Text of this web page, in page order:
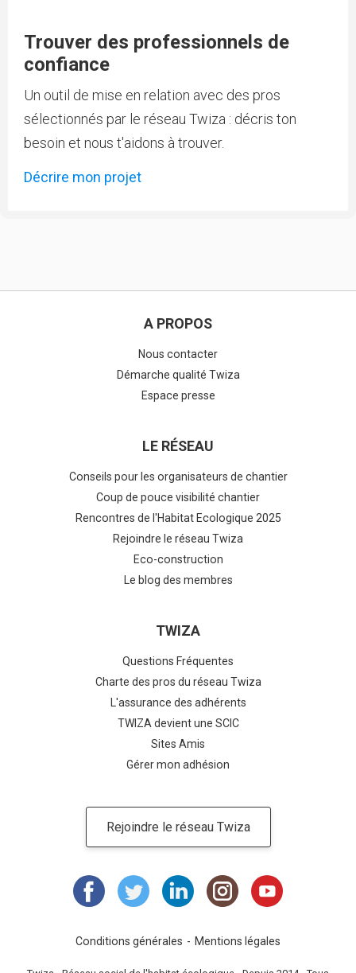
Trouver des professionnels de
confiance
Un outil de mise en relation avec des pros
sélectionnés par le réseau Twiza : décris ton
besoin et nous t'aidons à trouver.
Décrire mon projet
A PROPOS
Nous contacter
Démarche qualité Twiza
Espace presse
LE RÉSEAU
Conseils pour les organisateurs de chantier
Coup de pouce visibilité chantier
Rencontres de l'Habitat Ecologique 2025
Rejoindre le réseau Twiza
Eco-construction
Le blog des membres
TWIZA
Questions Fréquentes
Charte des pros du réseau Twiza
L'assurance des adhérents
TWIZA devient une SCIC
Sites Amis
Gérer mon adhésion
Rejoindre le réseau Twiza
Conditions générales Mentions légales